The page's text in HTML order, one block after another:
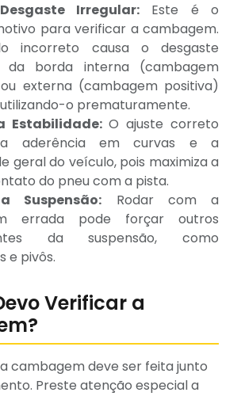
Irregular: Este é o
para verificar a cambagem.
incorreto causa o desgaste
da borda interna (cambagem
externa (cambagem positiva)
o prematuramente.
Estabilidade:O ajuste correto
a aderência em curvas e a
geral do veículo, pois maximiza a
do pneu com a pista.
Suspensão: Rodar com a
errada pode forçar outros
da suspensão, como
e pivôs.
Verificar a
cambagem deve ser feita junto
Preste atenção especial a